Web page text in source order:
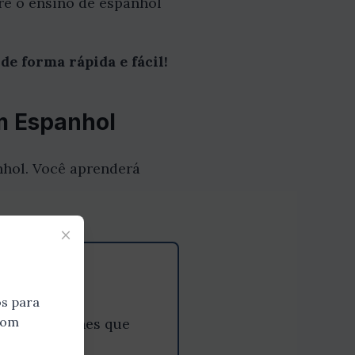
forma rápida e fácil!
Espanhol
Você aprenderá
os detalhes que
×
para